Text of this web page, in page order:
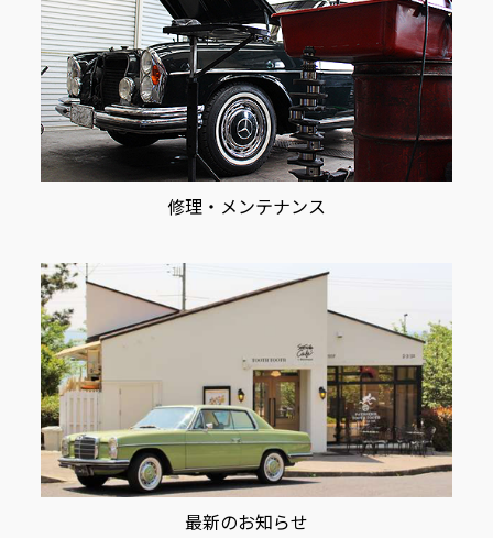
修理・メンテナンス
最新のお知らせ